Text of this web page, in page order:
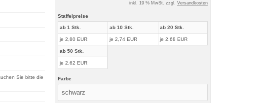
inkl. 19 % MwSt. zzgl. Versandkosten
Staffelpreise
ab 1 Stk.
je 2,80 EUR
ab 10 Stk.
je 2,74 EUR
ab 20 Stk.
je 2,68 EUR
ab 50 Stk.
je 2,62 EUR
Farbe
Sie bitte die